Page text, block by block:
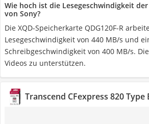
Wie hoch ist die Lesegeschwindigkeit
von Sony?
Die XQD-Speicherkarte QDG120F-R
Lesegeschwindigkeit von 440 MB/s und
Schreibgeschwindigkeit von 400 MB/s.
Videos zu unterstützen.
Transcend CFexpress 820 Type